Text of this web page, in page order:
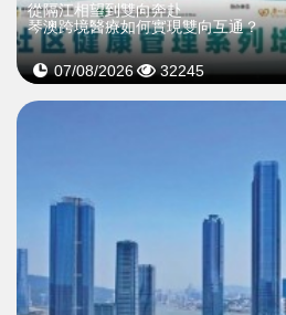
從隔江相望到雙向奔赴
琴澳跨境醫療如何實現雙向互通？
07/08/2026 32245